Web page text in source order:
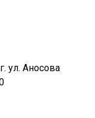
ул. Аносова